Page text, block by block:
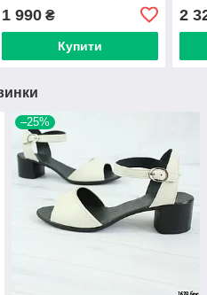
відкритою п'ятою
1 990₴
Купити
2
–25%